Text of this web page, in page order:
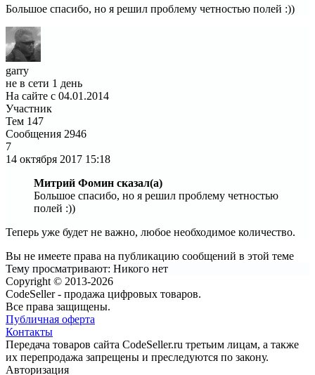
Большое спасибо, но я решил проблему четностью полей :))
garry
не в сети 1 день
На сайте с 04.01.2014
Участник
Тем 147
Сообщения 2946
7
14 октября 2017 15:18
Митрий Фомин сказал(а)
Большое спасибо, но я решил проблему четностью
полей :))
Теперь уже будет не важно, любое необходимое количество.
Вы не имеете права на публикацию сообщений в этой теме
Тему просматривают: Никого нет
Copyright © 2013-2026
CodeSeller - продажа цифровых товаров.
Все права защищены.
Публичная оферта
Контакты
Передача товаров сайта CodeSeller.ru третьим лицам, а также
их перепродажа запрещены и преследуются по закону.
Авторизация